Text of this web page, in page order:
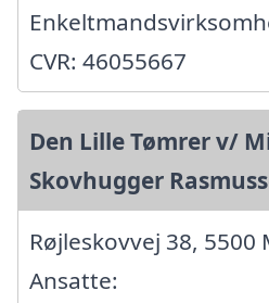
CVR: 46055667
Den Lille Tømrer v/
Skovhugger
Røjleskovvej 38,
Ansatte: